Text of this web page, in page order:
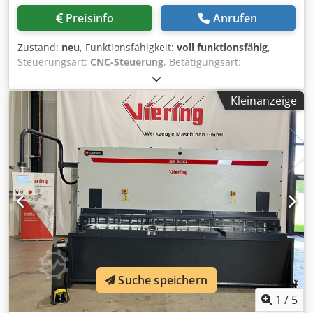
zentrale Schnittspalteinstellung / Handrad Einstellung der
Schnittlänge über das Bedienfeld Auflagekugeln im Tisch
Kugelgewindetrieb Auf 1000mm klappbare
Fingerschutzvorrichtung 1 Stück 1000 mm Anschlagarm
mit Skala, T-Nut, Kippanschlag, Auflagekugeln 2 Stück 1000
mm Auflagearm mit integr. Kugeln Schnittlinienerkennung
über Schattenriß, LED-Beleuchtung Hochwertige
Obermesser mit 2 Schneidkanten Hochwertige
Untermesser mit 4 Schneidekanten Option: CNC Steuerung
Cybelec CybTouch 8 G Die leistungsstarke Ergänzung zu
allen Arten von hochwertigen Tafelscheren.
Kontrastreicher Touchscreen mit leuchtenden Farben.
übersichtliches Display mit allen Informationen, die der
Bediener benötigt. Intuitive und benutzerfreundlich.
Vollständige Programmierung der Teile in Sekunden. CNC
Schnittspaltverstellung Automatische Einstellung des
Schnittspaltes nach Eingabe der Materialdaten am
Bedienfeld
Preisinfo Anrufen
Zustand: neu, Funktionsfähigkeit: voll funktionsfähig,
Steuerungsart: CNC-Steuerung, Betätigungsart:
, Steuerungshersteller:
Steuerungsmodell:Cybtouch 8, Arbeitsbreite:4.160 mm,
Blechstärke (max.):
13 mm, Hinteranschlagverstellung:
CNC-gesteuert
, Hinteranschlag:1.000 mm
kW (40,79 PS)
, Steuerspannung:480 V, Gesamtgewicht:
16.850 kg, Gesamtlänge:4.930 mm, Gesamtbreite:3.160
mm , Gesamthöhe:2.100 mm, Garantiezeit:12 Monate
Ausstattung: CE-Kennzeichnung,
Dokumentation/Handbuch, Fingerschutz, Fuß-
Fernbedienung, Notausschalter, Sicherheitslichtschranke,
Typenschild vorhanden, Winkelanschlag, Vergleichbar mit
Durma, Baykal, Ermaksan, etc.. Schwingschnitt
Schwingschnitt-Tafelschere mit festem Schnittwinkel
Schnittlänge max: 4160 mm Blechstärke max.: 13 mm (bei
450 N/mm2) Schnittwinkel: 2 Grad Anzahl Niederhalter: 19
St. Motorleistung: 30 kW Schneidgeschwindigkeit 8
Kleinanzeige
1 / 5
Suche speichern